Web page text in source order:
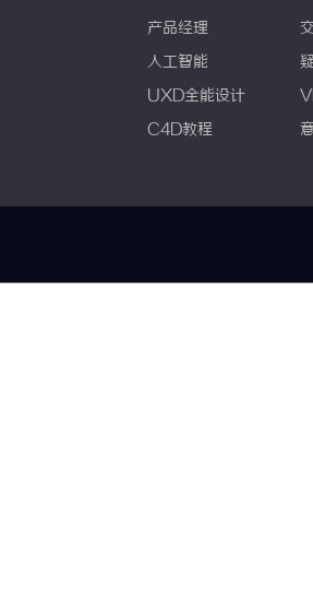
产品经理
人工智能
UXD全能设计
C4D教程